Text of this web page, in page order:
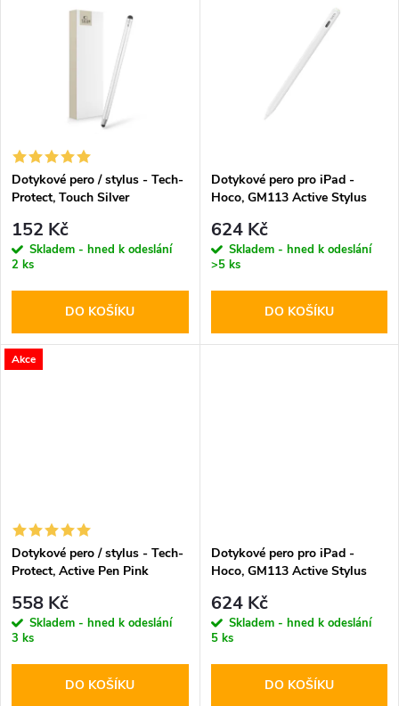
ů
Dotykové pero / stylus - Tech-
Protect, Touch Silver
152 Kč
Skladem - hned k odeslání
2 ks
DO KOŠÍKU
Dotykové pero pro iPad -
Hoco, GM113 Active Stylus
624 Kč
Skladem - hned k odeslání
>5 ks
DO KOŠÍKU
Akce
Dotykové pero / stylus - Tech-
Protect, Active Pen Pink
558 Kč
Skladem - hned k odeslání
3 ks
DO KOŠÍKU
Dotykové pero pro iPad -
Hoco, GM113 Active Stylus
624 Kč
Skladem - hned k odeslání
5 ks
DO KOŠÍKU